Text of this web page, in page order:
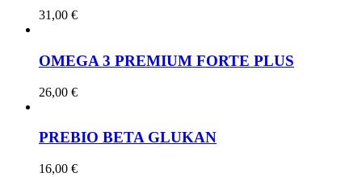
31,00 €
OMEGA 3 PREMIUM FORTE PLUS
26,00 €
PREBIO BETA GLUKAN
16,00 €